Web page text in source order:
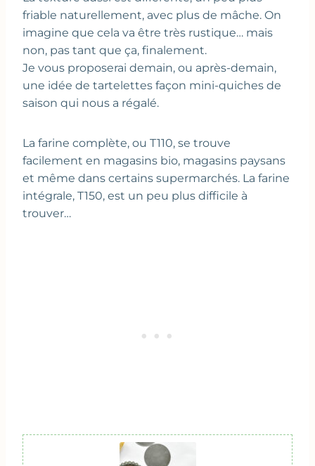
friable naturellement, avec plus de mâche. On
imagine que cela va être très rustique… mais
non, pas tant que ça, finalement.
Je vous proposerai demain, ou après-demain,
une idée de tartelettes façon mini-quiches de
saison qui nous a régalé.
La farine complète, ou T110, se trouve
facilement en magasins bio, magasins paysans
et même dans certains supermarchés. La farine
intégrale, T150, est un peu plus difficile à
trouver…